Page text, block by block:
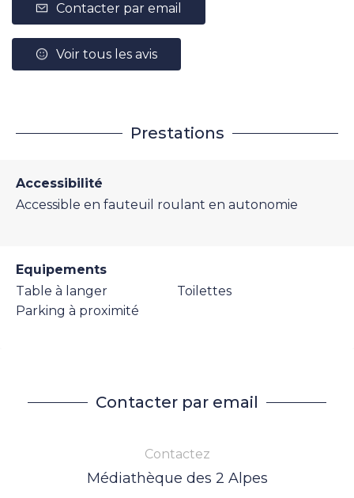
Contacter par email
Voir tous les avis
Prestations
Accessibilité
Accessible en fauteuil roulant en autonomie
Equipements
Table à langer
Parking à proximité
Toilettes
Contacter par email
Contactez
Médiathèque des 2 Alpes